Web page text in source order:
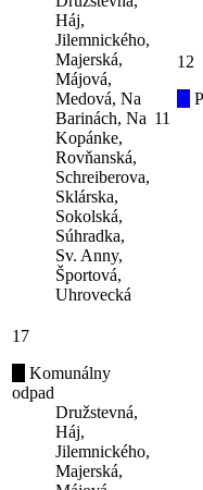
Háj,
Jilemnického,
Majerská,
Májová,
Medová, Na
Barinách, Na
Kopánke,
Rovňanská,
Schreiberova,
Sklárska,
Sokolská,
Súhradka,
Sv. Anny,
Športová,
Uhrovecká
11
12
17
Komunálny
odpad
Družstevná,
Háj,
Jilemnického,
Majerská,